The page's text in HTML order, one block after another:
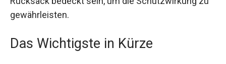
Schutzwirkung zu gewährleisten.
Das Wichtigste in Kürze